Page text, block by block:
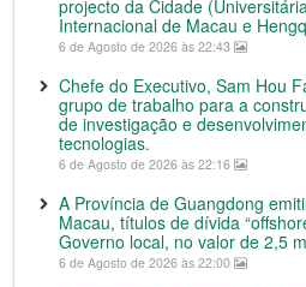
projecto da Cidade
Internacional de Macau e
6 de Agosto de 2026 às 22:43
Chefe do Executivo, Sam Hou
grupo de trabalho para a
de investigação e
tecnologias.
6 de Agosto de 2026 às 22:16
A Província de Guangdong
Macau, títulos de dívida
Governo local, no valor de 2,5
6 de Agosto de 2026 às 22:00